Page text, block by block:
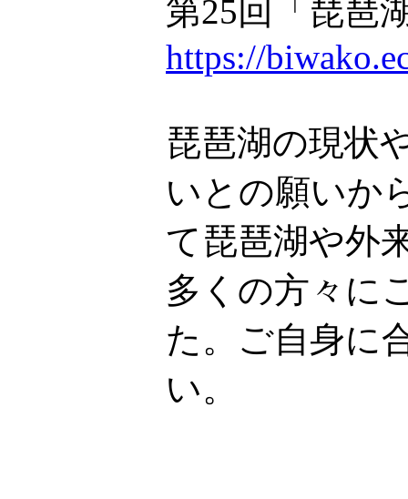
第25回「琵琶
https://
琵琶湖の現状
いとの願いか
て琵琶湖や外
多くの方々に
た。ご自身に
い。